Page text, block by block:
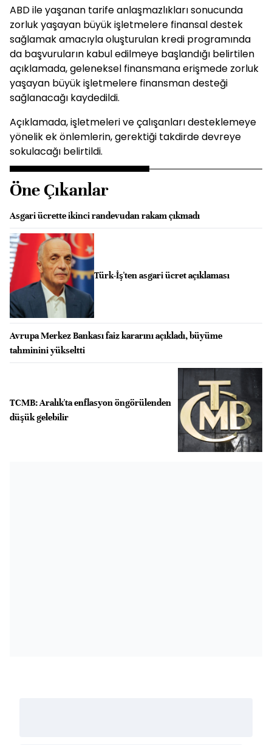
ABD ile yaşanan tarife anlaşmazlıkları sonucunda
zorluk yaşayan büyük işletmelere finansal destek
sağlamak amacıyla oluşturulan kredi programında
da başvuruların kabul edilmeye başlandığı belirtilen
açıklamada, geleneksel finansmana erişmede zorluk
yaşayan büyük işletmelere finansman desteği
sağlanacağı kaydedildi.
Açıklamada, işletmeleri ve çalışanları desteklemeye
yönelik ek önlemlerin, gerektiği takdirde devreye
sokulacağı belirtildi.
Öne Çıkanlar
Asgari ücrette ikinci randevudan rakam çıkmadı
Türk-İş'ten asgari ücret açıklaması
Avrupa Merkez Bankası faiz kararını açıkladı, büyüme
tahminini yükseltti
TCMB: Aralık'ta enflasyon öngörülenden
düşük gelebilir